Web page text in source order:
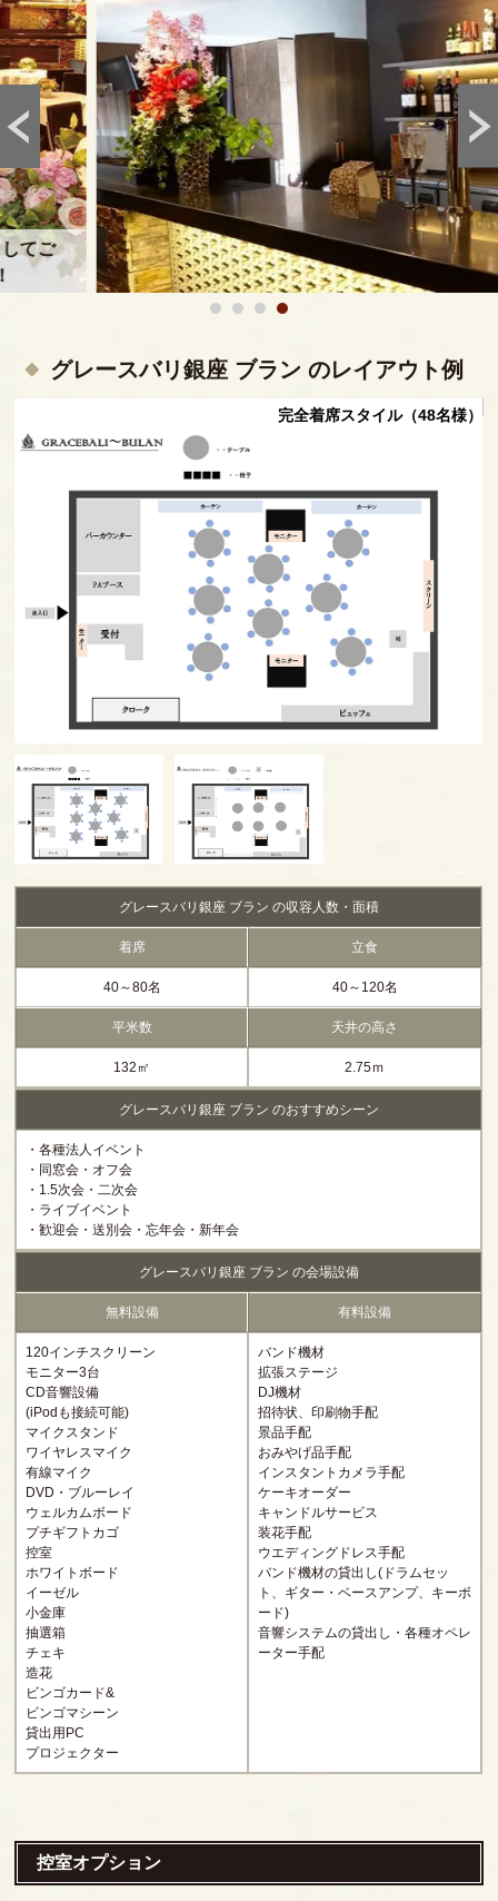
グレースバリ銀座 ブラン のレイアウト例
完全着席スタイル（48名様）
グレースバリ銀座 ブラン の収容人数・面積
着席 立食
40～80名 40～120名
平米数 天井の高さ
132㎡ 2.75ｍ
グレースバリ銀座 ブラン のおすすめシーン
・各種法人イベント
・同窓会・オフ会
・1.5次会・二次会
・ライブイベント
・歓迎会・送別会・忘年会・新年会
グレースバリ銀座 ブラン の会場設備
無料設備 有料設備
120インチスクリーン
モニター3台
CD音響設備
(iPodも接続可能)
マイクスタンド
ワイヤレスマイク
有線マイク
DVD・ブルーレイ
ウェルカムボード
プチギフトカゴ
控室
ホワイトボード
イーゼル
小金庫
抽選箱
チェキ
造花
ビンゴカード&
ビンゴマシーン
貸出用PC
プロジェクター
バンド機材
拡張ステージ
DJ機材
招待状、印刷物手配
景品手配
おみやげ品手配
インスタントカメラ手配
ケーキオーダー
キャンドルサービス
装花手配
ウエディングドレス手配
バンド機材の貸出し(ドラムセッ
ト、ギター・ベースアンプ、キーボ
ード)
音響システムの貸出し・各種オペレ
ーター手配
控室オプション